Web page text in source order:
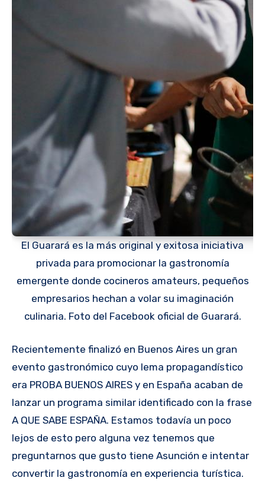
El Guarará es la más original y exitosa iniciativa
privada para promocionar la gastronomía
emergente donde cocineros amateurs, pequeños
empresarios hechan a volar su imaginación
culinaria. Foto del Facebook oficial de Guarará.
Recientemente finalizó en Buenos Aires un gran
evento gastronómico cuyo lema propagandístico
era PROBA BUENOS AIRES y en España acaban de
lanzar un programa similar identificado con la frase
A QUE SABE ESPAÑA. Estamos todavía un poco
lejos de esto pero alguna vez tenemos que
preguntarnos que gusto tiene Asunción e intentar
convertir la gastronomía en experiencia turística.